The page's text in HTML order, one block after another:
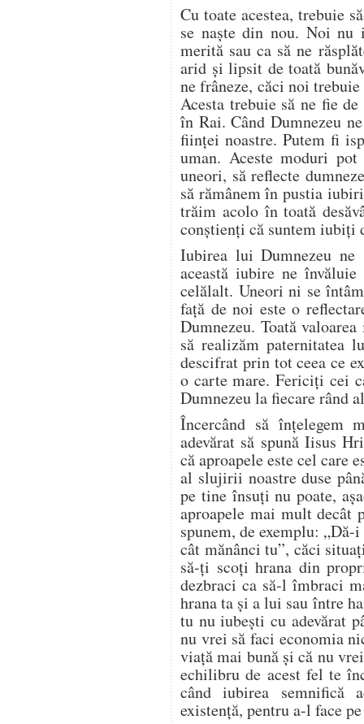
Cu toate acestea, trebuie
se naşte din nou. Noi nu
merită sau ca să ne
arid şi lipsit de toată
ne frâneze, căci noi
Acesta trebuie să ne fie
în Rai. Când Dumnezeu
fiinţei noastre. Putem fi
uman. Aceste moduri
uneori, să reflecte
să rămânem în pustia
trăim acolo în toată
conştienţi că suntem iubiţi
Iubirea lui Dumnezeu ne
această iubire ne
celălalt. Uneori ni se
faţă de noi este o
Dumnezeu. Toată
să realizăm paternitatea
descifrat prin tot ceea ce
o carte mare. Fericiţi cei
Dumnezeu la fiecare rând
Încercând să
adevărat să spună Iisus
că aproapele este cel care
al slujirii noastre duse
pe tine însuţi nu poate,
aproapele mai mult decât
spunem, de exemplu:
cât mănânci tu”, căci
să-ţi scoţi hrana din
dezbraci ca să-l îmbraci
hrana ta şi a lui sau între
tu nu iubeşti cu adevărat
nu vrei să faci economia
viaţă mai bună şi că nu
echilibru de acest fel te
când iubirea semnifică
existenţă, pentru a-l face